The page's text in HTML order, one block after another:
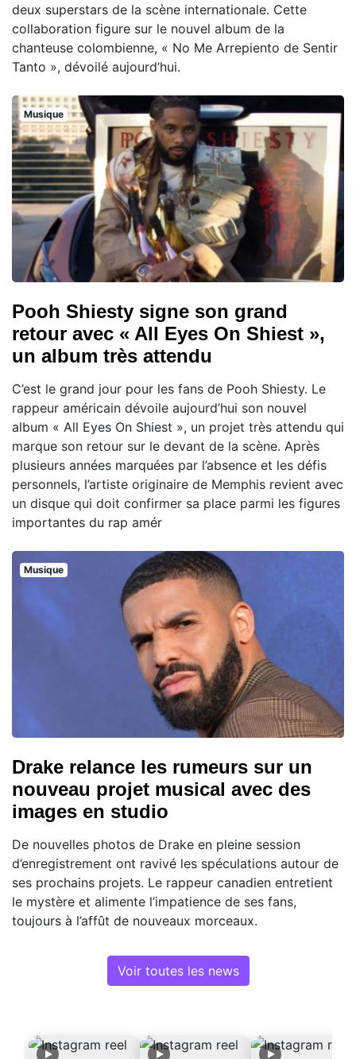
deux superstars de la scène internationale. Cette
collaboration figure sur le nouvel album de la
chanteuse colombienne, « No Me Arrepiento de Sentir
Tanto », dévoilé aujourd’hui.
Musique
Pooh Shiesty signe son grand
retour avec « All Eyes On Shiest »,
un album très attendu
C’est le grand jour pour les fans de Pooh Shiesty. Le
rappeur américain dévoile aujourd’hui son nouvel
album « All Eyes On Shiest », un projet très attendu qui
marque son retour sur le devant de la scène. Après
plusieurs années marquées par l’absence et les défis
personnels, l’artiste originaire de Memphis revient avec
un disque qui doit confirmer sa place parmi les figures
importantes du rap amér
Musique
Drake relance les rumeurs sur un
nouveau projet musical avec des
images en studio
De nouvelles photos de Drake en pleine session
d’enregistrement ont ravivé les spéculations autour de
ses prochains projets. Le rappeur canadien entretient
le mystère et alimente l’impatience de ses fans,
toujours à l’affût de nouveaux morceaux.
Voir toutes les news